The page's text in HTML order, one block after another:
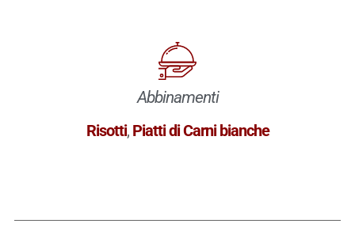
Abbinamenti
Risotti, Piatti di Carni bianche